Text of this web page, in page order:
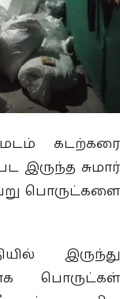
கடற்கரை
இருந்த சுமார்
பொருட்களை
இருந்து
பொருட்கள்